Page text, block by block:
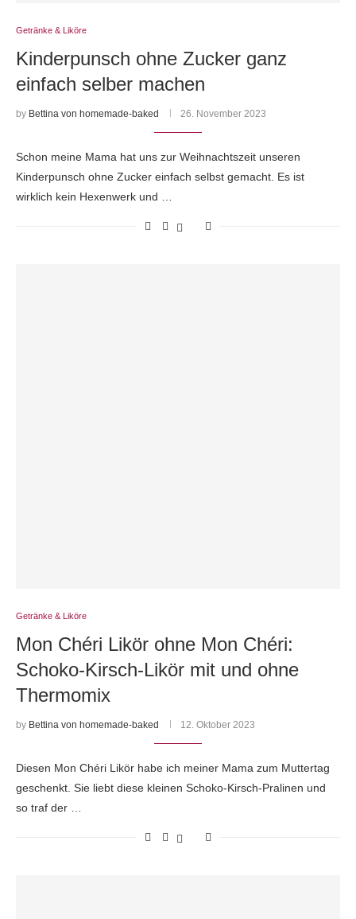
Getränke & Liköre
Kinderpunsch ohne Zucker ganz
einfach selber machen
by Bettina von homemade-baked 26. November 2023
Schon meine Mama hat uns zur Weihnachtszeit unseren
Kinderpunsch ohne Zucker einfach selbst gemacht. Es ist
wirklich kein Hexenwerk und …
Getränke & Liköre
Mon Chéri Likör ohne Mon Chéri:
Schoko-Kirsch-Likör mit und ohne
Thermomix
by Bettina von homemade-baked 12. Oktober 2023
Diesen Mon Chéri Likör habe ich meiner Mama zum Muttertag
geschenkt. Sie liebt diese kleinen Schoko-Kirsch-Pralinen und
so traf der …